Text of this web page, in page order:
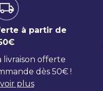
à partir de
livraison offerte
dès 50€ !
plus